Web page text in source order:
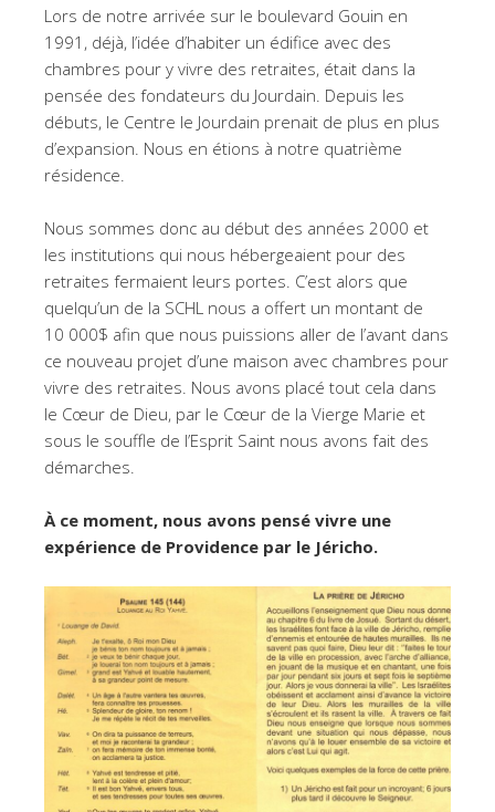
Lors de notre arrivée sur le boulevard Gouin en
1991, déjà, l’idée d’habiter un édifice avec des
chambres pour y vivre des retraites, était dans la
pensée des fondateurs du Jourdain. Depuis les
débuts, le Centre le Jourdain prenait de plus en plus
d’expansion. Nous en étions à notre quatrième
résidence.
Nous sommes donc au début des années 2000 et
les institutions qui nous hébergeaient pour des
retraites fermaient leurs portes. C’est alors que
quelqu’un de la SCHL nous a offert un montant de
10 000$ afin que nous puissions aller de l’avant dans
ce nouveau projet d’une maison avec chambres pour
vivre des retraites. Nous avons placé tout cela dans
le Cœur de Dieu, par le Cœur de la Vierge Marie et
sous le souffle de l’Esprit Saint nous avons fait des
démarches.
À ce moment, nous avons pensé vivre une
expérience de Providence par le Jéricho.